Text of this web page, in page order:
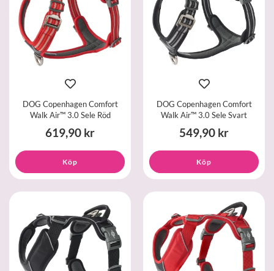
DOG Copenhagen Comfort
Walk Air™ 3.0 Sele Röd
619,90 kr
Köp
DOG Copenhagen Comfort
Walk Air™ 3.0 Sele Svart
549,90 kr
Köp